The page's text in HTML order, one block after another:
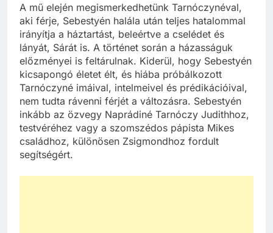
A mű elején megismerkedhetünk Tarnóczynéval,
aki férje, Sebestyén halála után teljes hatalommal
irányítja a háztartást, beleértve a cselédet és
lányát, Sárát is. A történet során a házasságuk
előzményei is feltárulnak. Kiderül, hogy Sebestyén
kicsapongó életet élt, és hiába próbálkozott
Tarnóczyné imáival, intelmeivel és prédikációival,
nem tudta rávenni férjét a változásra. Sebestyén
inkább az özvegy Naprádiné Tarnóczy Judithhoz,
testvéréhez vagy a szomszédos pápista Mikes
családhoz, különösen Zsigmondhoz fordult
segítségért.